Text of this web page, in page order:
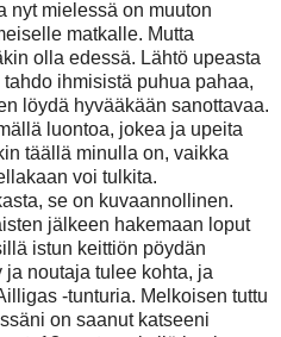
nyt mielessä on muuton
matkalle. Mutta
olla edessä. Lähtö upeasta
ihmisistä puhua pahaa,
löydä hyvääkään sanottavaa.
luontoa, jokea ja upeita
täällä minulla on, vaikka
voi tulkita.
se on kuvaannollinen.
jälkeen hakemaan loput
istun keittiön pöydän
noutaja tulee kohta, ja
-tunturia. Melkoisen tuttu
on saanut katseeni